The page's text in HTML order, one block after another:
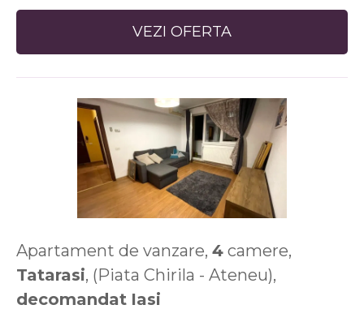
VEZI OFERTA
Apartament de vanzare, 4 camere,
Tatarasi, (Piata Chirila - Ateneu),
decomandat Iasi